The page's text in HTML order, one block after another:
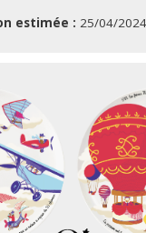
estimée : 25/04/2024